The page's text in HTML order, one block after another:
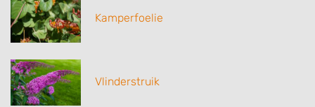
Kamperfoelie
Vlinderstruik